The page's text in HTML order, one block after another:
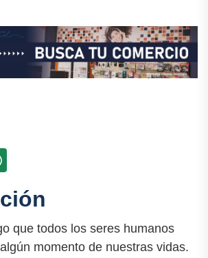
que todos los seres humanos
momento de nuestras vidas.